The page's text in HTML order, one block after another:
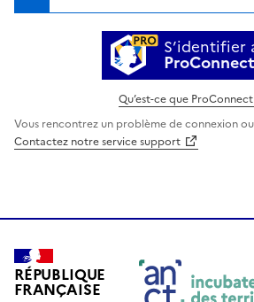
S’identifier
ProConnect
Qu’est-ce que
Vous rencontrez un problème de connexion
Contactez notre service support
RÉPUBLIQUE
FRANÇAISE